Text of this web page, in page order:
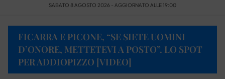
SABATO 8 AGOSTO 2026 - AGGIORNATO ALLE 19:00
FICARRA E PICONE, “SE SIETE UOMINI
D’ONORE, METTETEVI A POSTO”. LO SPOT
PER ADDIOPIZZO [VIDEO]